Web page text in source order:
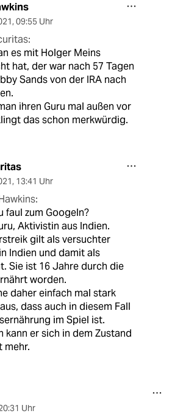
, 09:55 Uhr
es mit Holger Meins
hat, der war nach 57 Tagen
Sands von der IRA nach
ihren Guru mal außen vor
das schon merkwürdig.
, 13:41 Uhr
faul zum Googeln?
Aktivistin aus Indien.
gilt als versuchter
Indien und damit als
Sie ist 16 Jahre durch die
worden.
daher einfach mal stark
dass auch in diesem Fall
im Spiel ist.
kann er sich in dem Zustand
mehr.
Uhr